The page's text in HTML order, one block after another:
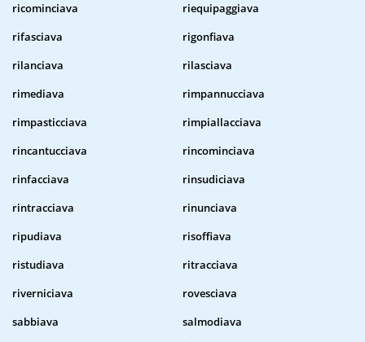
ricominciava
riequipaggiava
rifasciava
rigonfiava
rilanciava
rilasciava
rimediava
rimpannucciava
rimpasticciava
rimpiallacciava
rincantucciava
rincominciava
rinfacciava
rinsudiciava
rintracciava
rinunciava
ripudiava
risoffiava
ristudiava
ritracciava
riverniciava
rovesciava
sabbiava
salmodiava